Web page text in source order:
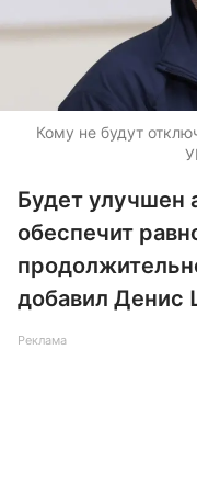
Кому не будут
Будет улучшен
обеспечит
добавил Денис
Реклама